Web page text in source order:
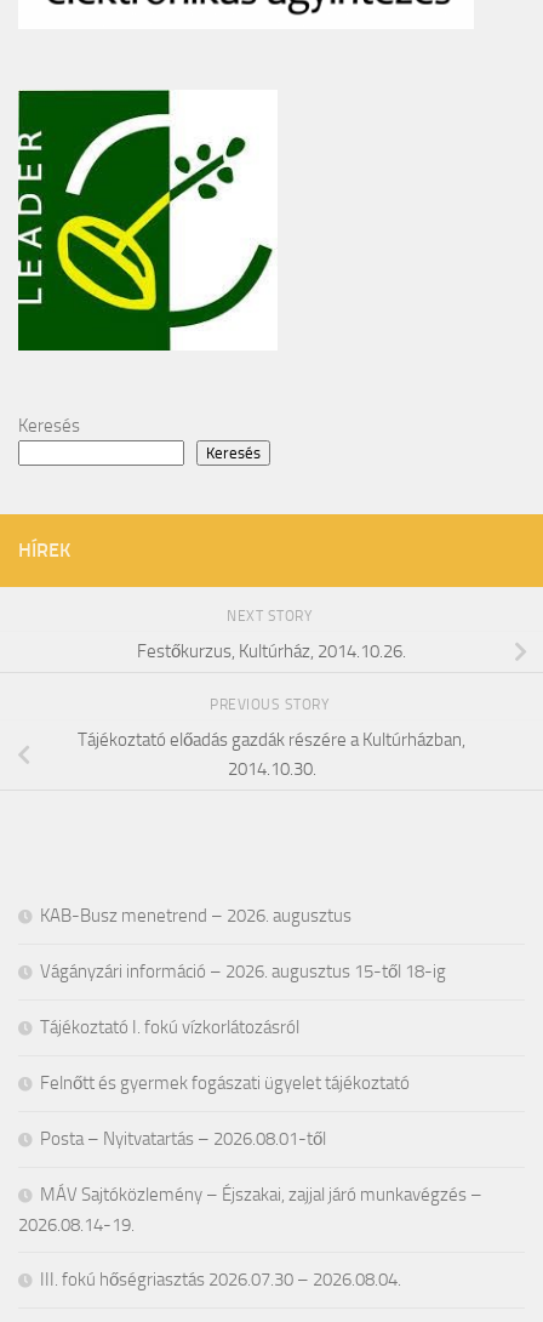
Keresés
Keresés
HÍREK
NEXT STORY
Festőkurzus, Kultúrház, 2014.10.26.
PREVIOUS STORY
Tájékoztató előadás gazdák részére a Kultúrházban,
2014.10.30.
KAB-Busz menetrend – 2026. augusztus
Vágányzári információ – 2026. augusztus 15-től 18-ig
Tájékoztató I. fokú vízkorlátozásról
Felnőtt és gyermek fogászati ügyelet tájékoztató
Posta – Nyitvatartás – 2026.08.01-től
MÁV Sajtóközlemény – Éjszakai, zajjal járó munkavégzés –
2026.08.14-19.
III. fokú hőségriasztás 2026.07.30 – 2026.08.04.